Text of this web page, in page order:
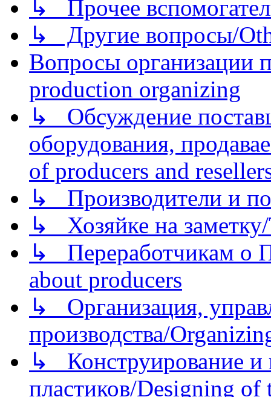
↳ Прочее
↳ Другие вопросы/
Вопросы организации
production organizing
↳ Обсуждение
оборудования,
of producers and
↳ Производители и
↳ Хозяйке на
↳ Переработчикам о
about producers
↳ Организация,
производства/
↳ Конструирование и
пластиков/Designing of